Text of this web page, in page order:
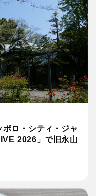
ロ・シティ・ジャ
2026」で旧永山